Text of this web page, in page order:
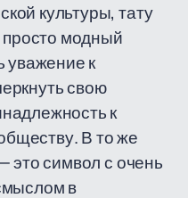
культуры, тату
просто модный
уважение к
свою
к
В то же
это символ с очень
в